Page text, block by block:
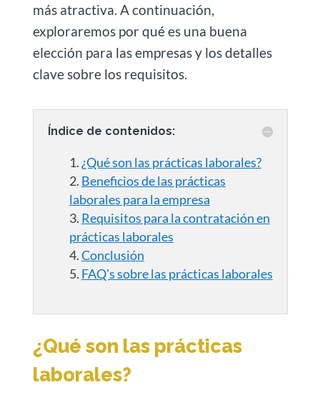
más atractiva. A continuación,
exploraremos por qué es una buena
elección para las empresas y los detalles
clave sobre los requisitos.
Índice de contenidos:
¿Qué son las prácticas laborales?
Beneficios de las prácticas
laborales para la empresa
Requisitos para la contratación en
prácticas laborales
Conclusión
FAQ's sobre las prácticas laborales
¿Qué son las prácticas
laborales?